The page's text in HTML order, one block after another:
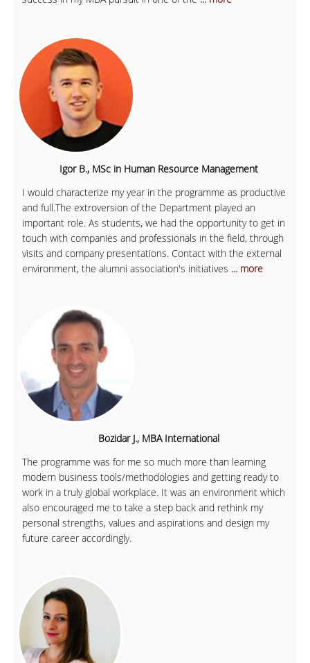
Igor B., MSc in Human Resource Management
I would characterize my year in the programme as productive
and full.The extroversion of the Department played an
important role. As students, we had the opportunity to get in
touch with companies and professionals in the field, through
visits and company presentations. Contact with the external
environment, the alumni association's initiatives ... more
Bozidar J., MBA International
The programme was for me so much more than learning
modern business tools/methodologies and getting ready to
work in a truly global workplace. It was an environment which
also encouraged me to take a step back and rethink my
personal strengths, values and aspirations and design my
future career accordingly.